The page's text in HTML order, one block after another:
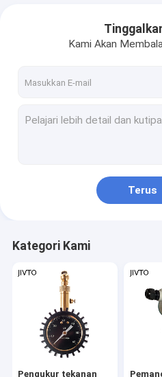
Hubungi kami
Termometer dan Pengukur
Alat Crimping Kawat
Katup Manifold Instrumen
Blok Terminal
Kami Akan
Terus
Kategori Kami
Pengukur tekanan